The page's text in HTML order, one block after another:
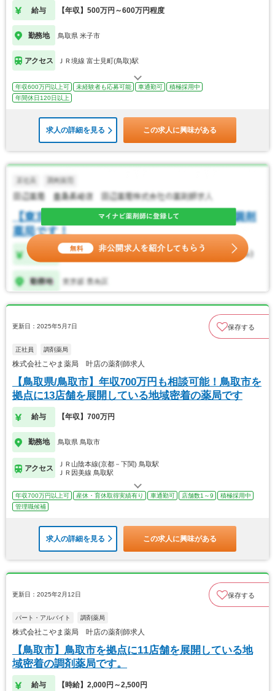
給与 【年収】500万円～600万円程度
勤務地 鳥取県 米子市
アクセス ＪＲ境線 富士見町(鳥取)駅
年収600万円以上可 未経験者も応募可能 車通勤可
積極採用中
年間休日120日以上
求人の詳細を見る この求人に興味がある
更新日：2025年5月7日 保存する
正社員 調剤薬局
株式会社こやま薬局 叶店の薬剤師求人
【鳥取県/鳥取市】年収700万円も相談可能！鳥取市を
拠点に13店舗を展開している地域密着の薬局です
給与 【年収】700万円
勤務地 鳥取県 鳥取市
アクセス
ＪＲ山陰本線(京都－下関) 鳥取駅
ＪＲ因美線 鳥取駅
年収700万円以上可 産休・育休取得実績有り 車通勤可 店舗数1～9
積極採用中
管理職候補
求人の詳細を見る この求人に興味がある
更新日：2025年2月12日 保存する
パート・アルバイト 調剤薬局
株式会社こやま薬局 叶店の薬剤師求人
【鳥取市】鳥取市を拠点に11店舗を展開している地
域密着の調剤薬局です。
給与 【時給】2,000円～2,500円